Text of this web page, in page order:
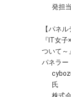
発担
【パネ
『IT女
ついて～』
パネラー
氏